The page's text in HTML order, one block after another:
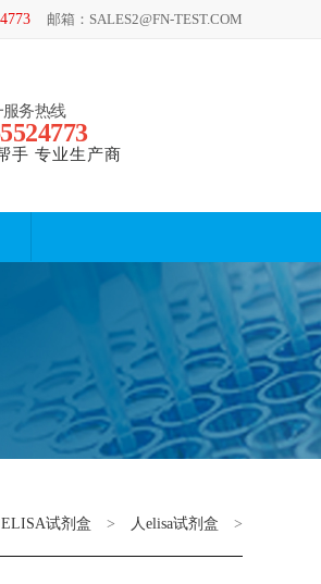
邮箱：SALES2@FN-TEST.COM
务热线
手 专业生产商
ELISA试剂盒 > 人elisa试剂盒 >